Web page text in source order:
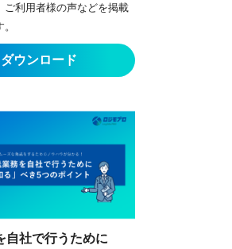
ご利用者様の声などを掲載
自社で行うために